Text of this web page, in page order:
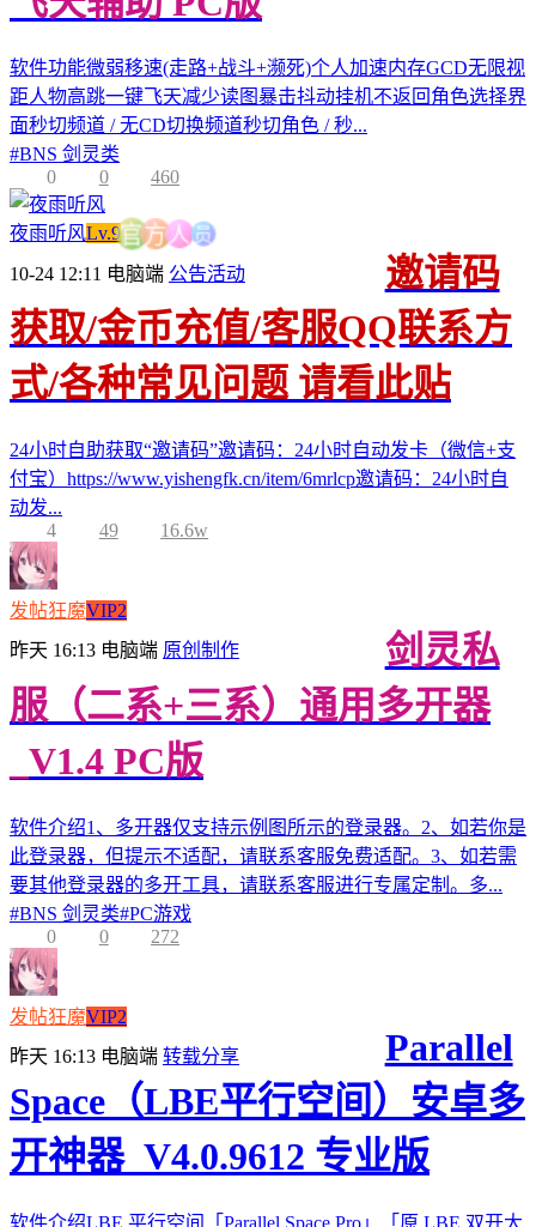
软件功能微弱移速(走路+战斗+濒死)个人加速内存GCD无限视
距人物高跳一键飞天减少读图暴击抖动挂机不返回角色选择界
面秒切频道 / 无CD切换频道秒切角色 / 秒...
#BNS 剑灵类
0
0 460
夜雨听风Lv.9官 方人员
10-24 12:11 电脑端 公告活动
邀请码
获取/金币充值/客服QQ联系方
式/各种常见问题 请看此贴
24小时自助获取“邀请码”邀请码：24小时自动发卡（微信+支
付宝）https://www.yishengfk.cn/item/6mrlcp邀请码：24小时自
动发...
4
49 16.6w
发帖狂魔VIP2
昨天 16:13 电脑端 原创制作
剑灵私
服（二系+三系）通用多开器
_V1.4 PC版
软件介绍1、多开器仅支持示例图所示的登录器。2、如若你是
此登录器，但提示不适配，请联系客服免费适配。3、如若需
要其他登录器的多开工具，请联系客服进行专属定制。多...
#BNS 剑灵类#PC游戏
0
0 272
发帖狂魔VIP2
昨天 16:13 电脑端 转载分享
Parallel
Space（LBE平行空间）安卓多
开神器_V4.0.9612 专业版
软件介绍LBE 平行空间「Parallel Space Pro」「原 LBE 双开大